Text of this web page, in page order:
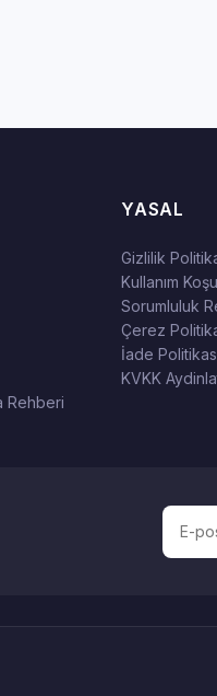
Rehberi
YASAL
Gizlilik
Kullanım
Sorumluluk
Çerez
İade
KVKK